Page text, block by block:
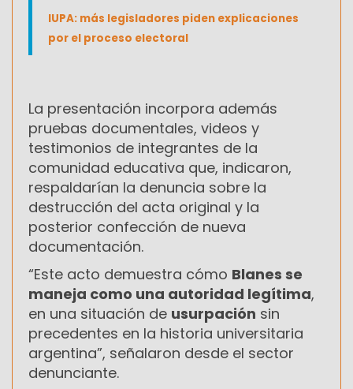
IUPA: más legisladores piden explicaciones
por el proceso electoral
La presentación incorpora además
pruebas documentales, videos y
testimonios de integrantes de la
comunidad educativa que, indicaron,
respaldarían la denuncia sobre la
destrucción del acta original y la
posterior confección de nueva
documentación.
“Este acto demuestra cómo Blanes se
maneja como una autoridad legítima,
en una situación de usurpación sin
precedentes en la historia universitaria
argentina”, señalaron desde el sector
denunciante.